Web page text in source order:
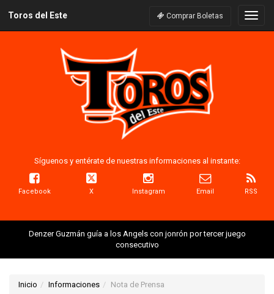
Toros del Este Comprar Boletas
Síguenos y entérate de nuestras informaciones al instante:
Facebook X Instagram Email RSS
Denzer Guzmán guía a los Angels con jonrón por tercer juego
consecutivo
Inicio Informaciones Nota de Prensa